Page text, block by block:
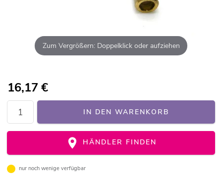
Zum Vergrößern: Doppelklick oder aufziehen
16,17 €
IN DEN WARENKORB
HÄNDLER FINDEN
nur noch wenige verfügbar